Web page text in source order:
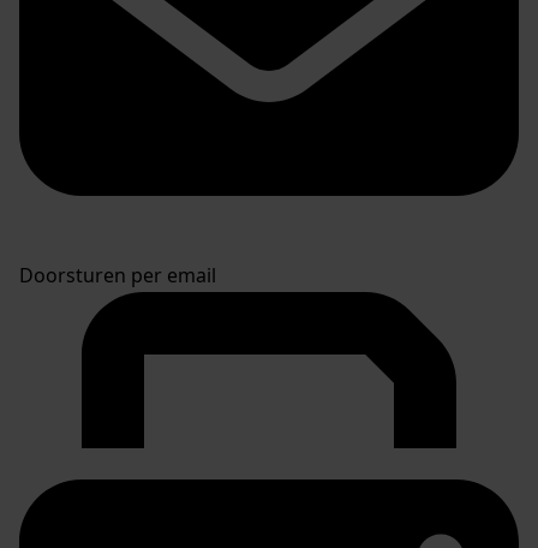
Doorsturen per email